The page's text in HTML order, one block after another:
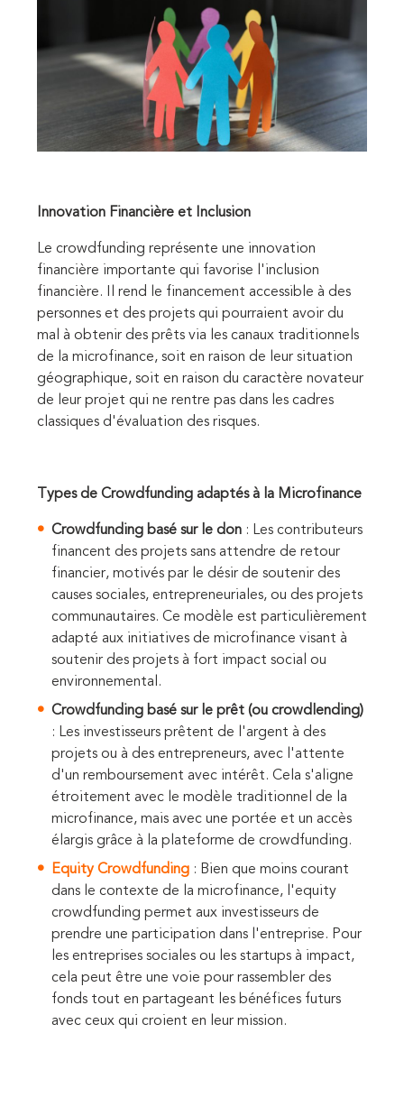
Innovation Financière et Inclusion
Le crowdfunding représente une innovation
financière importante qui favorise l'inclusion
financière. Il rend le financement accessible à des
personnes et des projets qui pourraient avoir du
mal à obtenir des prêts via les canaux traditionnels
de la microfinance, soit en raison de leur situation
géographique, soit en raison du caractère novateur
de leur projet qui ne rentre pas dans les cadres
classiques d'évaluation des risques.
Types de Crowdfunding adaptés à la Microfinance
Crowdfunding basé sur le don : Les contributeurs
financent des projets sans attendre de retour
financier, motivés par le désir de soutenir des
causes sociales, entrepreneuriales, ou des projets
communautaires. Ce modèle est particulièrement
adapté aux initiatives de microfinance visant à
soutenir des projets à fort impact social ou
environnemental.
Crowdfunding basé sur le prêt (ou crowdlending)
: Les investisseurs prêtent de l'argent à des
projets ou à des entrepreneurs, avec l'attente
d'un remboursement avec intérêt. Cela s'aligne
étroitement avec le modèle traditionnel de la
microfinance, mais avec une portée et un accès
élargis grâce à la plateforme de crowdfunding.
Equity Crowdfunding : Bien que moins courant
dans le contexte de la microfinance, l'equity
crowdfunding permet aux investisseurs de
prendre une participation dans l'entreprise. Pour
les entreprises sociales ou les startups à impact,
cela peut être une voie pour rassembler des
fonds tout en partageant les bénéfices futurs
avec ceux qui croient en leur mission.